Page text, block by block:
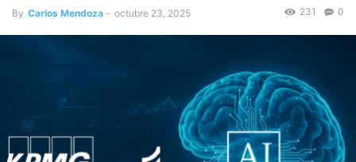
By Carlos Mendoza - octubre 23, 2025 0
231